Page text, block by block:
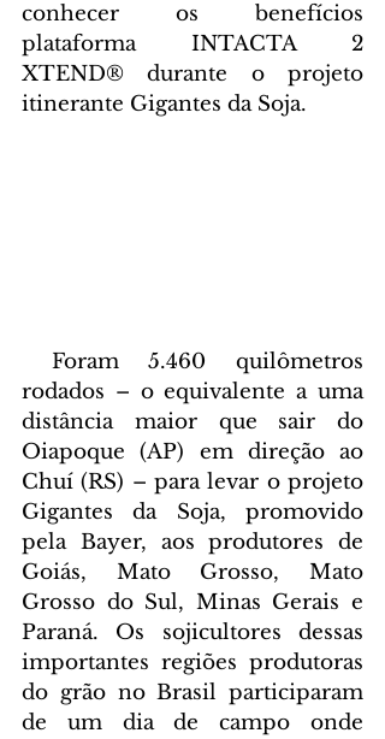
conhecer os benefícios
plataforma INTACTA 2
XTEND® durante o projeto
itinerante Gigantes da Soja.
rodados – o equivalente a uma
distância maior que sair do
Oiapoque (AP) em direção ao
Chuí (RS) – para levar o projeto
Gigantes da Soja, promovido
pela Bayer, aos produtores de
Goiás, Mato Grosso, Mato
Grosso do Sul, Minas Gerais e
Paraná. Os sojicultores dessas
importantes regiões produtoras
do grão no Brasil participaram
de um dia de campo onde